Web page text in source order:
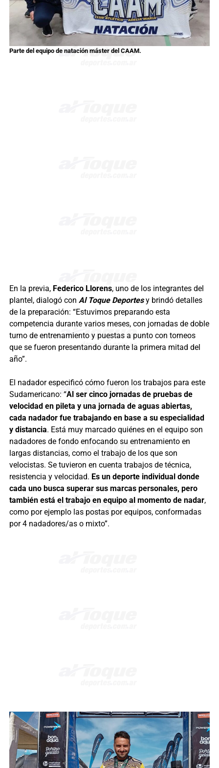
Parte del equipo de natación máster del CAAM.
En la previa, Federico Llorens, uno de los integrantes del
plantel, dialogó con Al Toque Deportesy brindó detalles
de la preparación: “Estuvimos preparando esta
competencia durante varios meses, con jornadas de doble
turno de entrenamiento y puestas a punto con torneos
que se fueron presentando durante la primera mitad del
año”.
El nadador especificó cómo fueron los trabajos para este
Sudamericano: “Al ser cinco jornadas de pruebas de
velocidad en pileta y una jornada de aguas abiertas,
cada nadador fue trabajando en base a su especialidad
y distancia. Está muy marcado quiénes en el equipo son
nadadores de fondo enfocando su entrenamiento en
largas distancias, como el trabajo de los que son
velocistas. Se tuvieron en cuenta trabajos de técnica,
resistencia y velocidad. Es un deporte individual donde
cada uno busca superar sus marcas personales, pero
también está el trabajo en equipo al momento de nadar,
como por ejemplo las postas por equipos, conformadas
por 4 nadadores/as o mixto”.